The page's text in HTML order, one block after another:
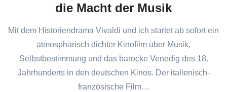
die Macht der Musik
Mit dem Historiendrama Vivaldi und ich startet ab sofort ein
atmosphärisch dichter Kinofilm über Musik,
Selbstbestimmung und das barocke Venedig des 18.
Jahrhunderts in den deutschen Kinos. Der italienisch-
französische Film…